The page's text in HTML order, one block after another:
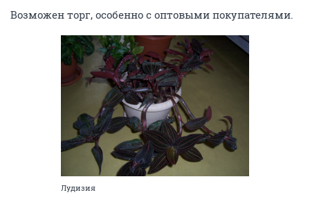
Возможен торг, особенно с оптовыми покупателями.
Лудизия